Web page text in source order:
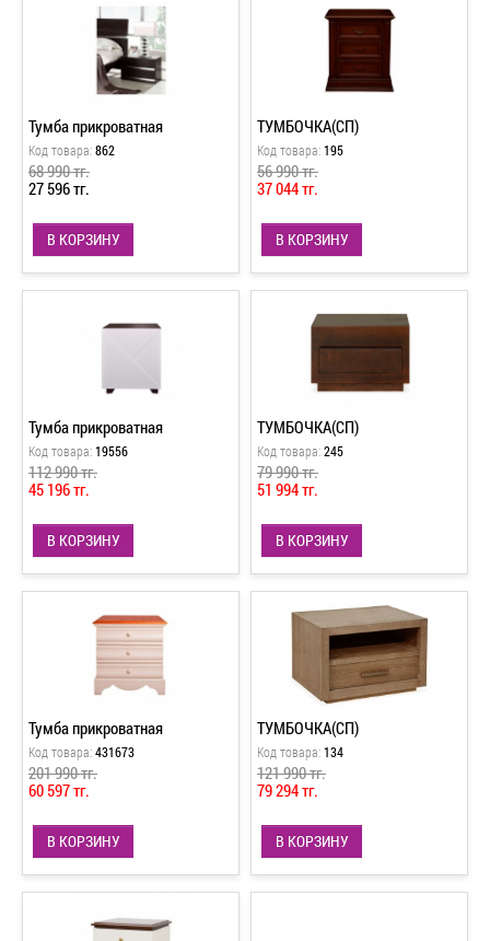
Тумба прикроватная
Код товара:862
68 990 тг.
27 596 тг.
В КОРЗИНУ
ТУМБОЧКА(СП)
Код товара:195
56 990 тг.
37 044 тг.
В КОРЗИНУ
Тумба прикроватная
Код товара:19556
112 990 тг.
45 196 тг.
В КОРЗИНУ
ТУМБОЧКА(СП)
Код товара:245
79 990 тг.
51 994 тг.
В КОРЗИНУ
Тумба прикроватная
Код товара:431673
201 990 тг.
60 597 тг.
В КОРЗИНУ
ТУМБОЧКА(СП)
Код товара:134
121 990 тг.
79 294 тг.
В КОРЗИНУ